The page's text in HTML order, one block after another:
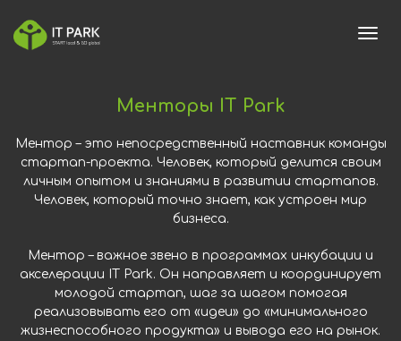
Менторы IT Park
Ментор – это непосредственный наставник команды
стартап-проекта. Человек, который делится своим
личным опытом и знаниями в развитии стартапов.
Человек, который точно знает, как устроен мир
бизнеса.
Ментор – важное звено в программах инкубации и
акселерации IT Park. Он направляет и координирует
молодой стартап, шаг за шагом помогая
реализовывать его от «идеи» до «минимального
жизнеспособного продукта» и вывода его на рынок.